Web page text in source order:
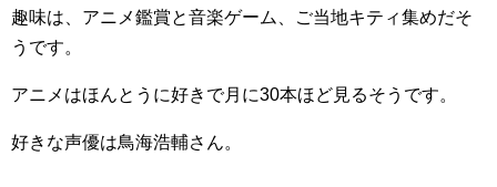
趣味は、アニメ鑑賞と音楽ゲーム、ご当地キティ集めだそ
うです。
アニメはほんとうに好きで月に30本ほど見るそうです。
好きな声優は鳥海浩輔さん。